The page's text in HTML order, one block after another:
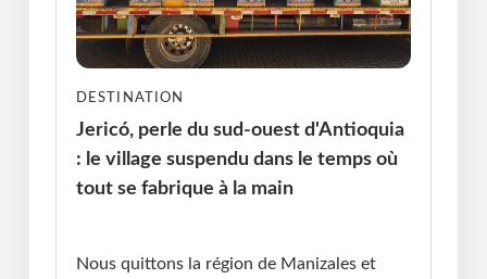
DESTINATION
Jericó, perle du sud-ouest d'Antioquia
: le village suspendu dans le temps où
tout se fabrique à la main
Nous quittons la région de Manizales et